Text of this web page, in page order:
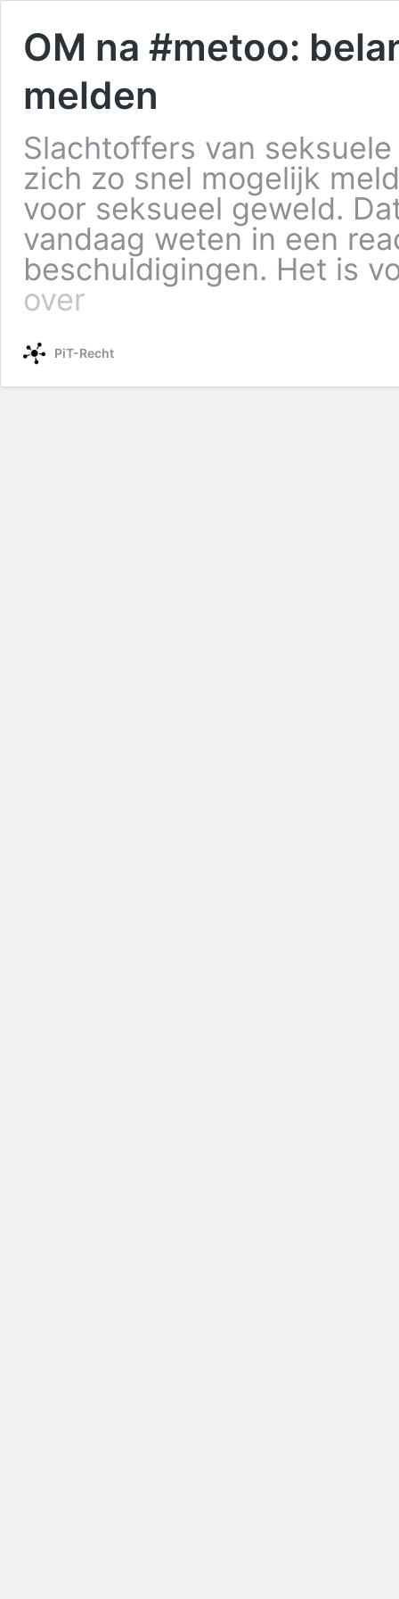
OM na #metoo:
melden
Slachtoffers van
zich zo snel mogelijk
voor seksueel geweld.
vandaag weten in een
beschuldigingen. Het is
over
PiT-Recht